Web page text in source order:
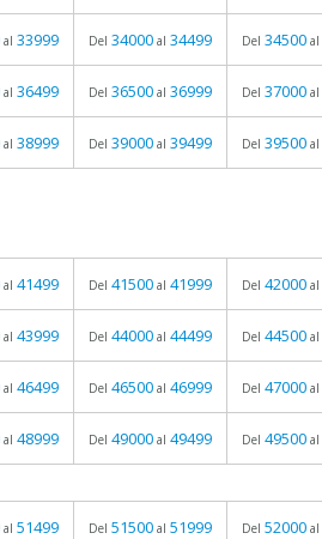
al 33999 Del 34000 al 34499 Del 34500 al
al 36499 Del 36500 al 36999 Del 37000 al
al 38999 Del 39000 al 39499 Del 39500 al
al 41499 Del 41500 al 41999 Del 42000 al
al 43999 Del 44000 al 44499 Del 44500 al
al 46499 Del 46500 al 46999 Del 47000 al
al 48999 Del 49000 al 49499 Del 49500 al
al 51499 Del 51500 al 51999 Del 52000 al